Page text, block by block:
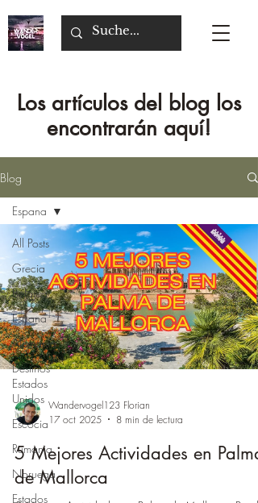
Los artículos del blog los
encontrarán aquí!
Blog
All Posts
Grecia
Bélgica
Espana
Alemania
Destinos
Estados
Unidos
Escocia
Rumania
Noruega
Estados
Espana
Wandervogel123 Florian
17 oct 2025
8 min de lectura
5 Mejores Actividades en Palma
de Mallorca